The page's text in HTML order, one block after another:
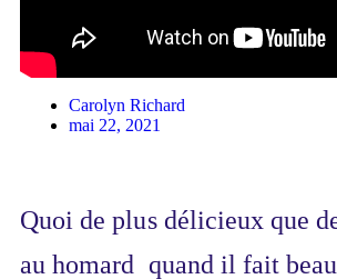
Carolyn Richard
mai 22, 2021
Quoi de plus délicieux que
au homard quand il fait